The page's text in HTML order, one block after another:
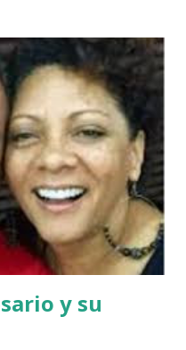
por medios locales, el
de una banda armada,
de Moise. Un
que la violencia de las
la oposición, ha sido
los últimos años, en las
el caos. Según datos
responsables de al
y su